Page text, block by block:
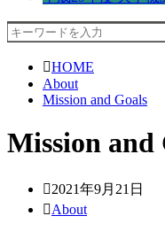
HOME
About
Mission and Goals
Mission and
2021年9月21日
About